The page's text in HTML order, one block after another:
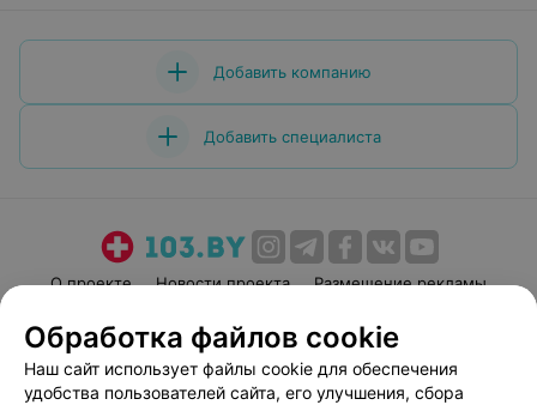
Добавить компанию
Добавить специалиста
О проекте Новости проекта
Размещение рекламы
Пользовательское соглашение
Способы оплаты
Вакансии
Партнеры
Обработка файлов cookie
Наш сайт использует файлы cookie для обеспечения
удобства пользователей сайта, его улучшения, сбора